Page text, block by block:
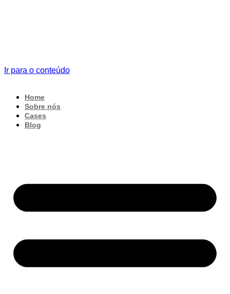
Ir para o conteúdo
Home
Sobre nós
Cases
Blog